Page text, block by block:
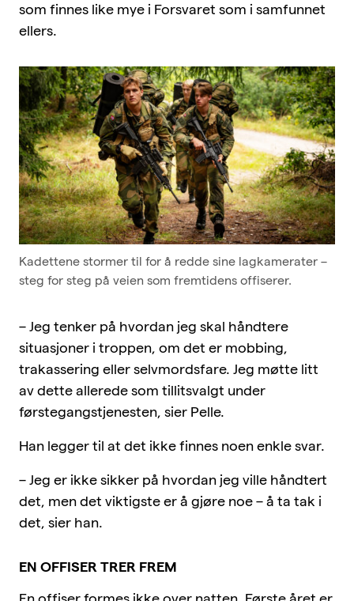
som finnes like mye i Forsvaret som i samfunnet
ellers.
Kadettene stormer til for å redde sine lagkamerater –
steg for steg på veien som fremtidens offiserer.
– Jeg tenker på hvordan jeg skal håndtere
situasjoner i troppen, om det er mobbing,
trakassering eller selvmordsfare. Jeg møtte litt
av dette allerede som tillitsvalgt under
førstegangstjenesten, sier Pelle.
Han legger til at det ikke finnes noen enkle svar.
– Jeg er ikke sikker på hvordan jeg ville håndtert
det, men det viktigste er å gjøre noe – å ta tak i
det, sier han.
EN OFFISER TRER FREM